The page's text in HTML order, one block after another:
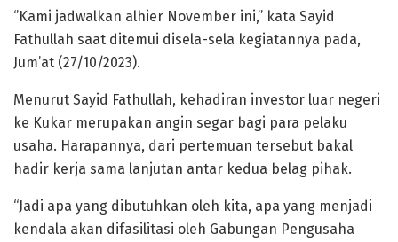
‘’Kami jadwalkan alhier November ini,’’ kata Sayid
Fathullah saat ditemui disela-sela kegiatannya pada,
Jum’at (27/10/2023).
Menurut Sayid Fathullah, kehadiran investor luar negeri
ke Kukar merupakan angin segar bagi para pelaku
usaha. Harapannya, dari pertemuan tersebut bakal
hadir kerja sama lanjutan antar kedua belag pihak.
“Jadi apa yang dibutuhkan oleh kita, apa yang menjadi
kendala akan difasilitasi oleh Gabungan Pengusaha